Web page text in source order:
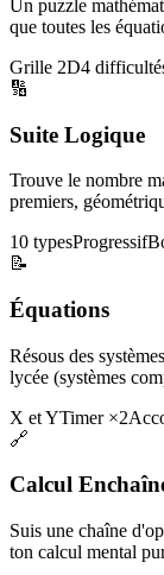
Un puzzle
que toutes les
Grille 2D4
🔢
Suite Logique
Trouve le nombre
premiers,
10 typesProgressif
📝
Équations
Résous des
lycée (systèmes
X et YTimer ×2
🔗
Calcul
Suis une chaîne
ton calcul mental